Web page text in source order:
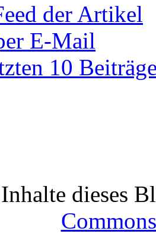
der Artikel
E-Mail
10
dieses